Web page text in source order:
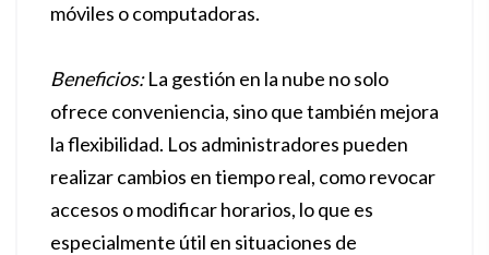
móviles o computadoras.
Beneficios:La gestión en la nube no solo
ofrece conveniencia, sino que también mejora
la flexibilidad. Los administradores pueden
realizar cambios en tiempo real, como revocar
accesos o modificar horarios, lo que es
especialmente útil en situaciones de